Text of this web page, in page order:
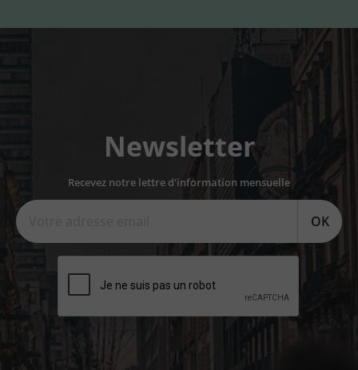
Newsletter
Recevez notre lettre d'information mensuelle
OK